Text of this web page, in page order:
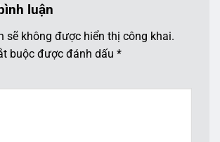
luận
sẽ không được hiển thị công khai.
buộc được đánh dấu *